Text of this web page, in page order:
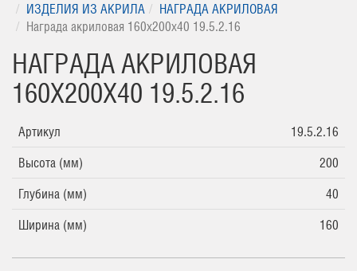
ИЗДЕЛИЯ ИЗ АКРИЛА
НАГРАДА АКРИЛОВАЯ
Награда акриловая 160х200х40 19.5.2.16
НАГРАДА АКРИЛОВАЯ
160Х200Х40 19.5.2.16
Артикул
19.5.2.16
Высота (мм)
200
Глубина (мм)
40
Ширина (мм)
160